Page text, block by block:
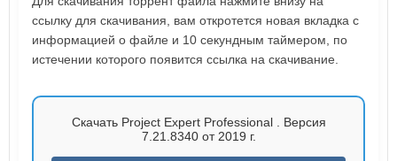
ссылку для скачивания, вам откротется новая вкладка с
информацией о файле и 10 секундным таймером, по
истечении которого появится ссылка на скачивание.
Скачать Project Expert Professional . Версия
7.21.8340 от 2019 г.